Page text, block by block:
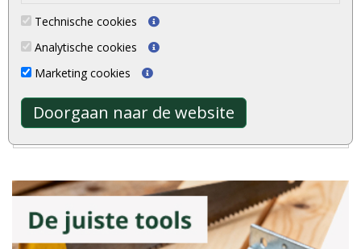
Technische cookies
Analytische cookies
Marketing cookies
Doorgaan naar de website
gebaseerd op
Meer ervaringen opklantervaringen.nl